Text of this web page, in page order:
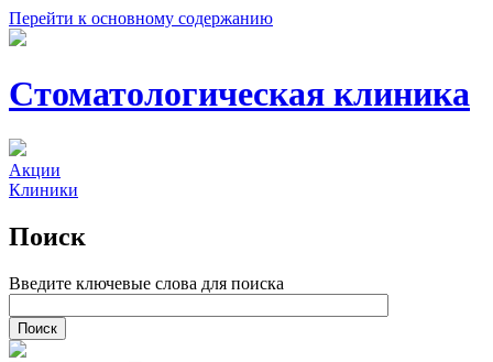
Перейти к основному содержанию
Стоматологическая клиника
Акции
Клиники
Поиск
Введите ключевые слова для поиска